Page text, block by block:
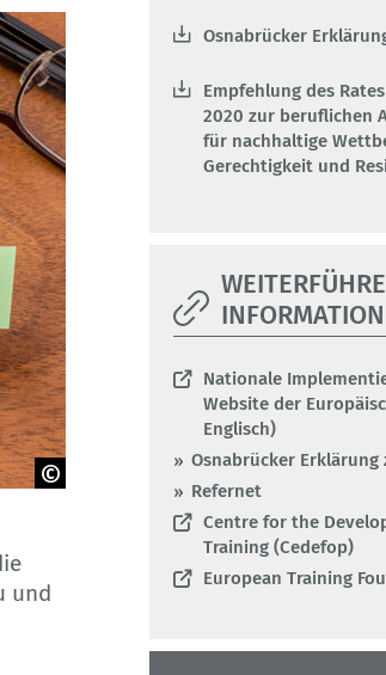
und
Osnabrücker
Empfehlung des
2020 zur beruflichen
für nachhaltige
Gerechtigkeit und
Nationale
Website der
Englisch)
Osnabrücker
Refernet
Centre for the
Training (Cedefop)
European Training